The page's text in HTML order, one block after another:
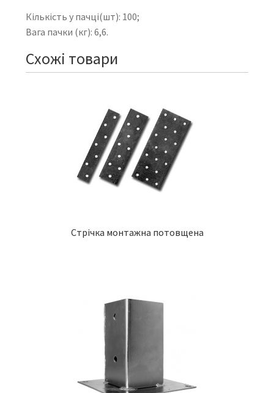
Кількість у пачці(шт): 100;
Вага пачки (кг): 6,6.
Схожі товари
Стрічка монтажна потовщена